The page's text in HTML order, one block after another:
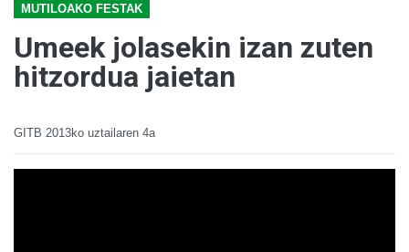
MUTILOAKO FESTAK
Umeek jolasekin izan zuten
hitzordua jaietan
GITB 2013ko uztailaren 4a